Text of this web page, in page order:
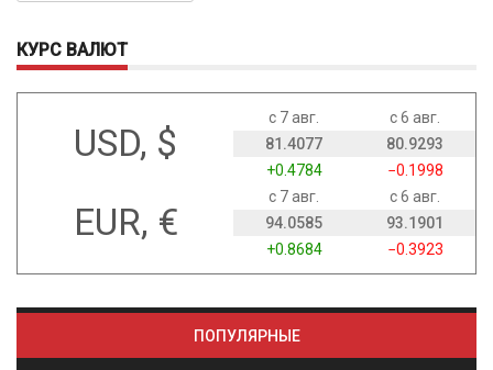
КУРС ВАЛЮТ
USD, $
с 7 авг.
с 6 авг.
81.4077
80.9293
+0.4784
−0.1998
EUR, €
с 7 авг.
с 6 авг.
94.0585
93.1901
+0.8684
−0.3923
ПОПУЛЯРНЫЕ